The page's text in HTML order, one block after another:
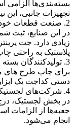
بسته‌بندی‌ها الزامی
تجهیزات جانبی، این
2. صنعت قطعات خودرو و لوازم صنعتی
در این صنایع، ثبت
زیادی دارد. جت
پلاستیک به‌ راحتی
3. تولیدکنندگان بسته ‌بندی
برای چاپ طرح‌ های
دستی کداجت یک
4. شرکت‌های لجستیکی و انبارداری
در بخش لجستیک، درج
جعبه‌ها از الزامات
انجام می‌شود.